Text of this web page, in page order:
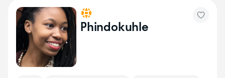
Phindokuhle